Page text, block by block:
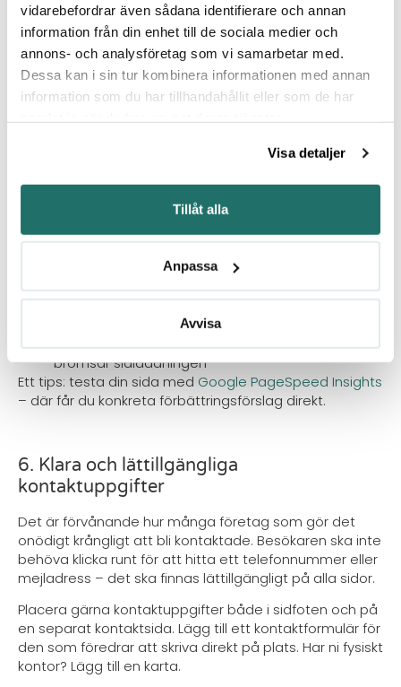
vidarebefordrar även sådana identifierare och annan
information från din enhet till de sociala medier och
annons- och analysföretag som vi samarbetar med.
Dessa kan i sin tur kombinera informationen med annan
information som du har tillhandahållit eller som de har
Visa detaljer
Tillåt alla
Anpassa
Avvisa
vilka ord skulle de använda? Få in dem naturligt i
rubriker och brödtext.
5. Snabb laddningstid –
Ingen gillar att vänta. En hemsida som laddar långsamt
Dessutom påverkar laddningstiden hur väl ni rankar på
Det finns många sätt att snabba upp en sida:
Komprimera bilder (använd moderna format som
WebP)
Minimera användningen av tunga script
Använd cache och ett snabbt webbhotell
Undvik onödiga animationer eller effekter som
bromsar sidladdningen
Ett tips: testa din sida med Google PageSpeed Insights
– där får du konkreta förbättringsförslag direkt.
6. Klara och lättillgängliga
kontaktuppgifter
Det är förvånande hur många företag som gör det
onödigt krångligt att bli kontaktade. Besökaren ska inte
behöva klicka runt för att hitta ett telefonnummer eller
mejladress – det ska finnas lättillgängligt på alla sidor.
Placera gärna kontaktuppgifter både i sidfoten och på
en separat kontaktsida. Lägg till ett kontaktformulär för
den som föredrar att skriva direkt på plats. Har ni fysiskt
kontor? Lägg till en karta.